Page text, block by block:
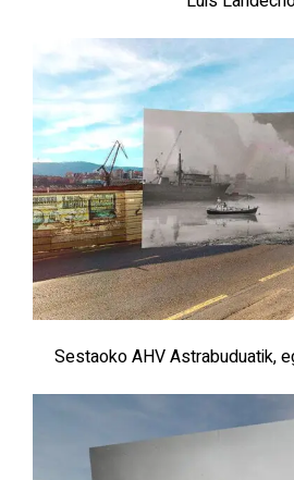
Sestaoko AHV Astrabuduatik,